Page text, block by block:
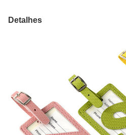
Detalhes